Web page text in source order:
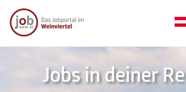
Jobs in deiner